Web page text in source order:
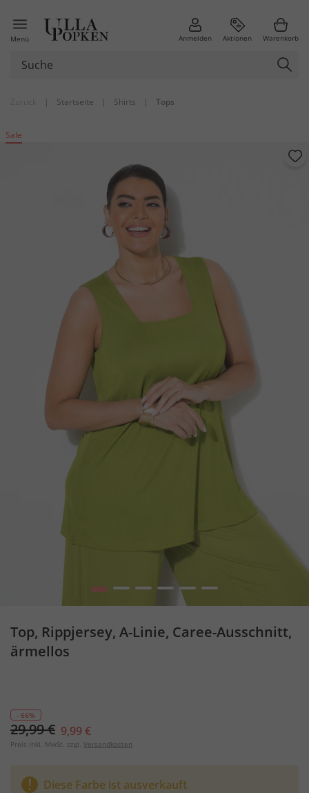
Menü Anmelden Aktionen Warenkorb
| Startseite | Shirts | Tops
Sale
1 2 3 4 5 6
Top, Rippjersey, A-Linie, Caree-Ausschnitt,
ärmellos
- 66%
29,99 € 9,99 €
Preis inkl. MwSt. zzgl. Versandkosten
Diese Farbe ist ausverkauft